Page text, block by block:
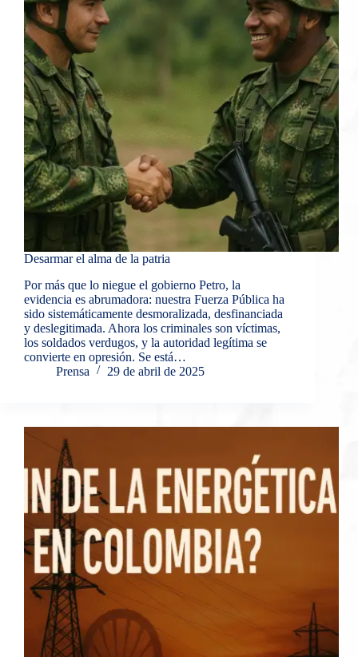
Desarmar el alma de la patria
Por más que lo niegue el gobierno Petro, la
evidencia es abrumadora: nuestra Fuerza Pública ha
sido sistemáticamente desmoralizada, desfinanciada
y deslegitimada. Ahora los criminales son víctimas,
los soldados verdugos, y la autoridad legítima se
convierte en opresión. Se está…
Prensa
29 de abril de 2025